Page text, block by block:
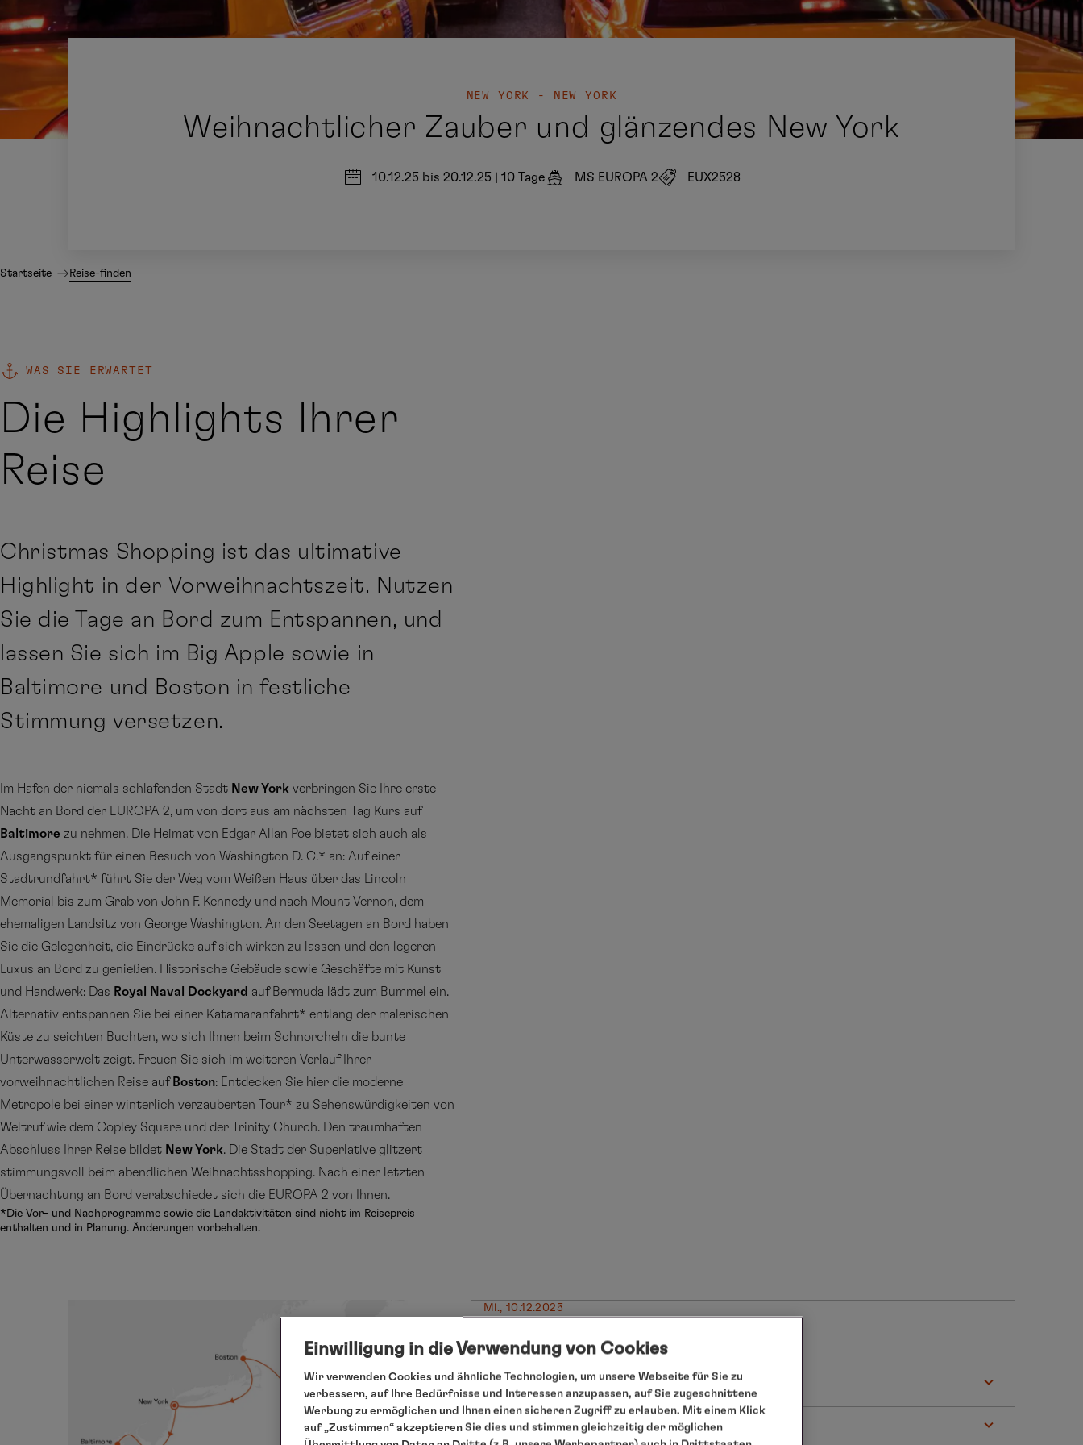
NEW YORK - NEW YORK
Weihnachtlicher Zauber und glänzendes New York
10.12.25 bis 20.12.25 10 Tage MS EUROPA 2 EUX2528
Startseite Reise-finden
WAS SIE ERWARTET
Die Highlights Ihrer
Reise
Christmas Shopping ist das ultimative
Highlight in der Vorweihnachtszeit. Nutzen
Sie die Tage an Bord zum Entspannen, und
lassen Sie sich im Big Apple sowie in
Baltimore und Boston in festliche
Stimmung versetzen.
Im Hafen der niemals schlafenden Stadt New York verbringen Sie Ihre erste
Nacht an Bord der EUROPA 2, um von dort aus am nächsten Tag Kurs auf
Baltimore zu nehmen. Die Heimat von Edgar Allan Poe bietet sich auch als
Ausgangspunkt für einen Besuch von Washington D. C.* an: Auf einer
Stadtrundfahrt* führt Sie der Weg vom Weißen Haus über das Lincoln
Memorial bis zum Grab von John F. Kennedy und nach Mount Vernon, dem
ehemaligen Landsitz von George Washington. An den Seetagen an Bord haben
Sie die Gelegenheit, die Eindrücke auf sich wirken zu lassen und den legeren
Luxus an Bord zu genießen. Historische Gebäude sowie Geschäfte mit Kunst
und Handwerk: Das Royal Naval Dockyard auf Bermuda lädt zum Bummel ein.
Alternativ entspannen Sie bei einer Katamaranfahrt* entlang der malerischen
Küste zu seichten Buchten, wo sich Ihnen beim Schnorcheln die bunte
Unterwasserwelt zeigt. Freuen Sie sich im weiteren Verlauf Ihrer
vorweihnachtlichen Reise auf Boston: Entdecken Sie hier die moderne
Metropole bei einer winterlich verzauberten Tour* zu Sehenswürdigkeiten von
Weltruf wie dem Copley Square und der Trinity Church. Den traumhaften
Abschluss Ihrer Reise bildet New York. Die Stadt der Superlative glitzert
stimmungsvoll beim abendlichen Weihnachtsshopping. Nach einer letzten
Übernachtung an Bord verabschiedet sich die EUROPA 2 von Ihnen.
*Die Vor- und Nachprogramme sowie die Landaktivitäten sind nicht im Reisepreis
enthalten und in Planung. Änderungen vorbehalten.
Mi., 10.12.2025
Übernachtung an Bord
Do., 11.12.2025
New York, Abfahrt 8.00 Uhr
Fr., 12.12.2025
Baltimore/Maryland/USA, 7.00 - 20.00 Uhr
Einwilligung in die Verwendung von Cookies
Wir verwenden Cookies und ähnliche Technologien, um unsere Webseite für Sie zu
verbessern, auf Ihre Bedürfnisse und Interessen anzupassen, auf Sie zugeschnittene
Werbung zu ermöglichen und Ihnen einen sicheren Zugriff zu erlauben. Mit einem Klick
auf „Zustimmen“ akzeptieren Sie dies und stimmen gleichzeitig der möglichen